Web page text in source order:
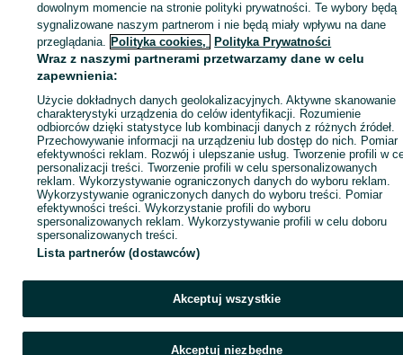
Zaloguj się / Załóż konto
dowolnym momencie na stronie polityki prywatności. Te wybory będą
sygnalizowane naszym partnerom i nie będą miały wpływu na dane
przeglądania. Polityka cookies, Polityka Prywatności
Wraz z naszymi partnerami przetwarzamy dane w celu
zapewnienia:
Użycie dokładnych danych geolokalizacyjnych. Aktywne skanowanie
charakterystyki urządzenia do celów identyfikacji. Rozumienie
odbiorców dzięki statystyce lub kombinacji danych z różnych źródeł.
Przechowywanie informacji na urządzeniu lub dostęp do nich. Pomiar
efektywności reklam. Rozwój i ulepszanie usług. Tworzenie profili w
personalizacji treści. Tworzenie profili w celu spersonalizowanych
reklam. Wykorzystywanie ograniczonych danych do wyboru reklam.
Wykorzystywanie ograniczonych danych do wyboru treści. Pomiar
efektywności treści. Wykorzystanie profili do wyboru
spersonalizowanych reklam. Wykorzystywanie profili w celu doboru
spersonalizowanych treści.
Lista partnerów (dostawców)
Akceptuj wszystkie
Akceptuj niezbędne